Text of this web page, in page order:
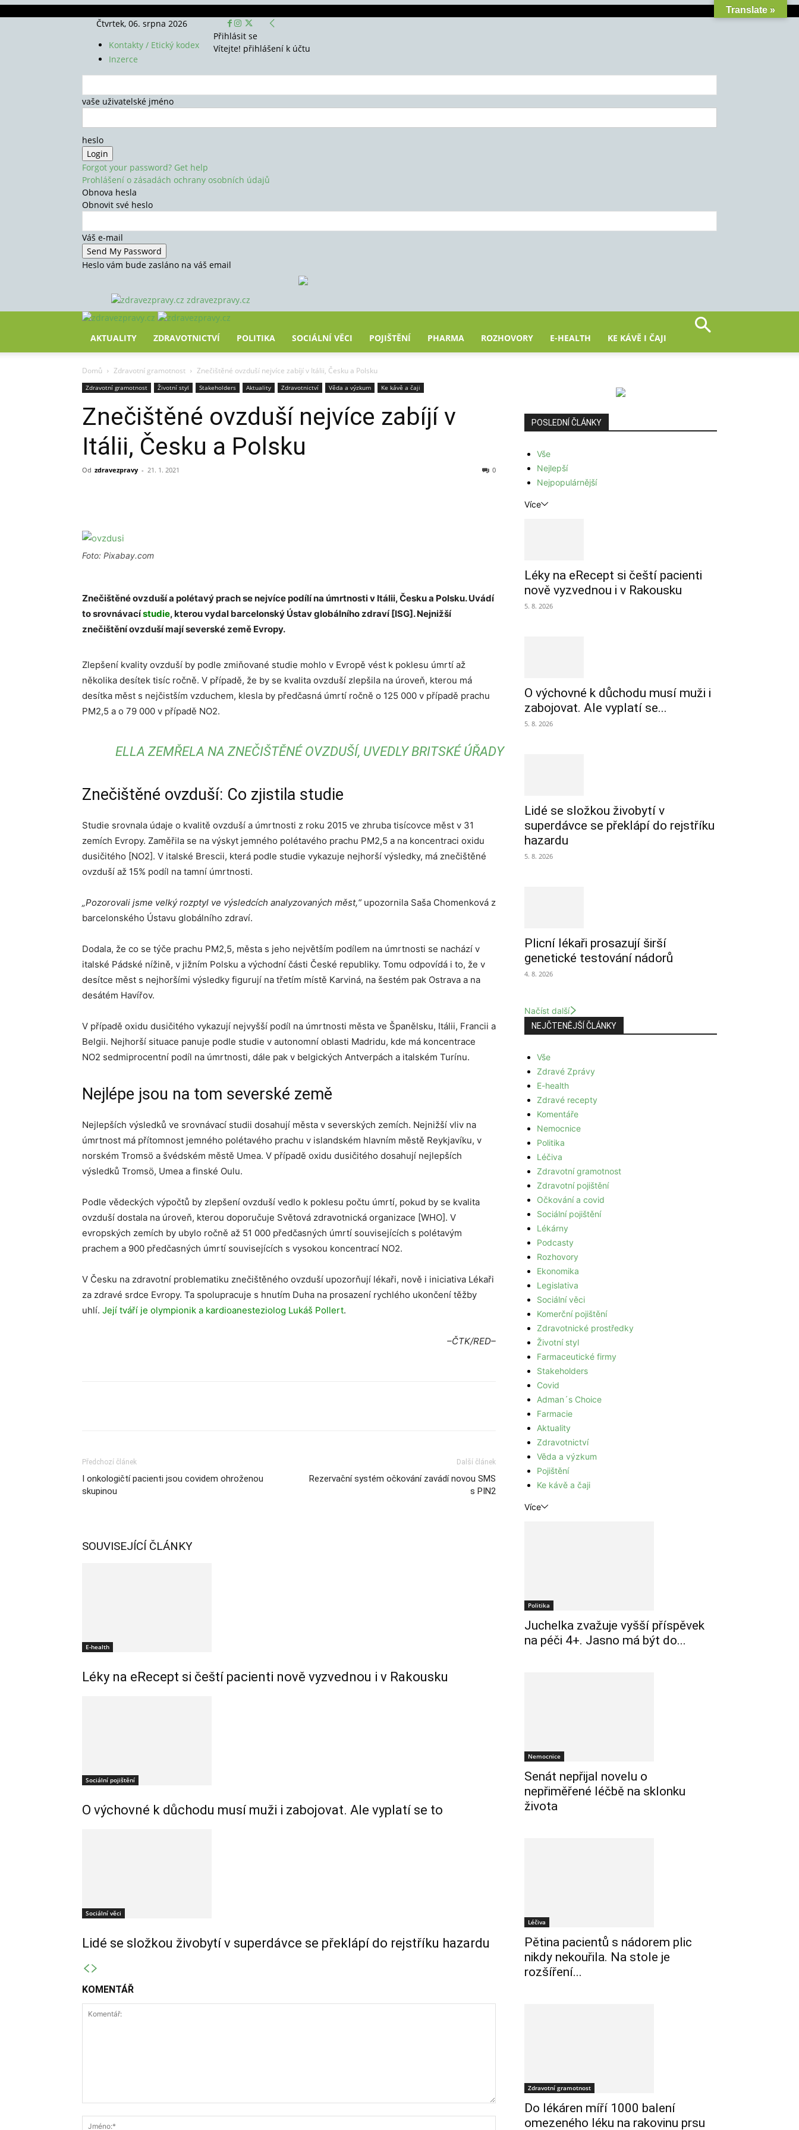
Čtvrtek, 06. srpna 2026
Kontakty / Etický kodex
Inzerce
Přihlásit se
Vítejte! přihlášení k účtu
vaše uživatelské jméno
heslo
Forgot your password? Get help
Prohlášení o zásadách ochrany osobních údajů
Obnova hesla
Obnovit své heslo
Váš e-mail
Heslo vám bude zasláno na váš email
zdravezpravy.cz
AKTUALITY ZDRAVOTNICTVÍ POLITIKA SOCIÁLNÍ VĚCI POJIŠTĚNÍ PHARMA ROZHOVORY E-HEALTH KE KÁVĚ I ČAJI
Domů Zdravotní gramotnost Znečištěné ovzduší nejvíce zabíjí v Itálii, Česku a Polsku
Zdravotní gramotnost Životní styl Stakeholders Aktuality Zdravotnictví Věda a výzkum Ke kávě a čaji
Znečištěné ovzduší nejvíce zabíjí v
Itálii, Česku a Polsku
Od zdravezpravy - 21. 1. 2021 0
Foto: Pixabay.com
Znečištěné ovzduší a polétavý prach se nejvíce podílí na úmrtnosti v Itálii, Česku a Polsku. Uvádí
to srovnávacístudie, kterou vydal barcelonský Ústav globálního zdraví [ISG]. Nejnižší
znečištění ovzduší mají severské země Evropy.
Zlepšení kvality ovzduší by podle zmiňované studie mohlo v Evropě vést k poklesu úmrtí až
několika desítek tisíc ročně. V případě, že by se kvalita ovzduší zlepšila na úroveň, kterou má
desítka měst s nejčistším vzduchem, klesla by předčasná úmrtí ročně o 125 000 v případě prachu
PM2,5 a o 79 000 v případě NO2.
ELLA ZEMŘELA NA ZNEČIŠTĚNÉ OVZDUŠÍ, UVEDLY BRITSKÉ ÚŘADY
Znečištěné ovzduší: Co zjistila studie
Studie srovnala údaje o kvalitě ovzduší a úmrtnosti z roku 2015 ve zhruba tisícovce měst v 31
zemích Evropy. Zaměřila se na výskyt jemného polétavého prachu PM2,5 a na koncentraci oxidu
dusičitého [NO2]. V italské Brescii, která podle studie vykazuje nejhorší výsledky, má znečištěné
ovzduší až 15% podíl na tamní úmrtnosti.
„Pozorovali jsme velký rozptyl ve výsledcích analyzovaných měst,“upozornila Saša Chomenková z
barcelonského Ústavu globálního zdraví.
Dodala, že co se týče prachu PM2,5, města s jeho největším podílem na úmrtnosti se nachází v
italské Pádské nížině, v jižním Polsku a východní části České republiky. Tomu odpovídá i to, že v
desítce měst s nejhoršími výsledky figurují na třetím místě Karviná, na šestém pak Ostrava a na
desátém Havířov.
V případě oxidu dusičitého vykazují nejvyšší podíl na úmrtnosti města ve Španělsku, Itálii, Francii a
Belgii. Nejhorší situace panuje podle studie v autonomní oblasti Madridu, kde má koncentrace
NO2 sedmiprocentní podíl na úmrtnosti, dále pak v belgických Antverpách a italském Turínu.
Nejlépe jsou na tom severské země
Nejlepších výsledků ve srovnávací studii dosahují města v severských zemích. Nejnižší vliv na
úmrtnost má přítomnost jemného polétavého prachu v islandském hlavním městě Reykjavíku, v
norském Tromsö a švédském městě Umea. V případě oxidu dusičitého dosahují nejlepších
výsledků Tromsö, Umea a finské Oulu.
Podle vědeckých výpočtů by zlepšení ovzduší vedlo k poklesu počtu úmrtí, pokud by se kvalita
ovzduší dostala na úroveň, kterou doporučuje Světová zdravotnická organizace [WHO]. V
evropských zemích by ubylo ročně až 51 000 předčasných úmrtí souvisejících s polétavým
prachem a 900 předčasných úmrtí souvisejících s vysokou koncentrací NO2.
V Česku na zdravotní problematiku znečištěného ovzduší upozorňují lékaři, nově i iniciativa Lékaři
za zdravé srdce Evropy. Ta spolupracuje s hnutím Duha na prosazení rychlého ukončení těžby
uhlí. Její tváří je olympionik a kardioanesteziolog Lukáš Pollert.
–ČTK/RED–
Předchozí článek
I onkologičtí pacienti jsou covidem ohroženou
skupinou
Další článek
Rezervační systém očkování zavádí novou SMS
s PIN2
SOUVISEJÍCÍ ČLÁNKY
E-health
Léky na eRecept si čeští pacienti nově vyzvednou i v Rakousku
Sociální pojištění
O výchovné k důchodu musí muži i zabojovat. Ale vyplatí se to
Sociální věci
Lidé se složkou živobytí v superdávce se překlápí do rejstříku hazardu
KOMENTÁŘ
POSLEDNÍ ČLÁNKY
Vše
Nejlepší
Nejpopulárnější
Více
Léky na eRecept si čeští pacienti
nově vyzvednou i v Rakousku
5. 8. 2026
O výchovné k důchodu musí muži i
zabojovat. Ale vyplatí se...
5. 8. 2026
Lidé se složkou živobytí v
superdávce se překlápí do rejstříku
hazardu
5. 8. 2026
Plicní lékaři prosazují širší
genetické testování nádorů
4. 8. 2026
Načíst další
NEJČTENĚJŠÍ ČLÁNKY
Vše
Zdravé Zprávy
E-health
Zdravé recepty
Komentáře
Nemocnice
Politika
Léčiva
Zdravotní gramotnost
Zdravotní pojištění
Očkování a covid
Sociální pojištění
Lékárny
Podcasty
Rozhovory
Ekonomika
Legislativa
Sociální věci
Komerční pojištění
Zdravotnické prostředky
Životní styl
Farmaceutické firmy
Stakeholders
Covid
Adman´s Choice
Farmacie
Aktuality
Zdravotnictví
Věda a výzkum
Pojištění
Ke kávě a čaji
Více
Politika
Juchelka zvažuje vyšší příspěvek
na péči 4+. Jasno má být do...
Nemocnice
Senát nepřijal novelu o
nepřiměřené léčbě na sklonku
života
Léčiva
Pětina pacientů s nádorem plic
nikdy nekouřila. Na stole je
rozšíření...
Zdravotní gramotnost
Do lékáren míří 1000 balení
omezeného léku na rakovinu prsu
Translate »